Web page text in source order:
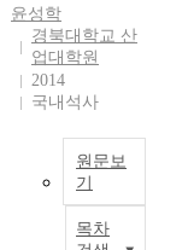
윤성학
경북대학교 산
업대학원
2014
국내석사
원문보
기
목차